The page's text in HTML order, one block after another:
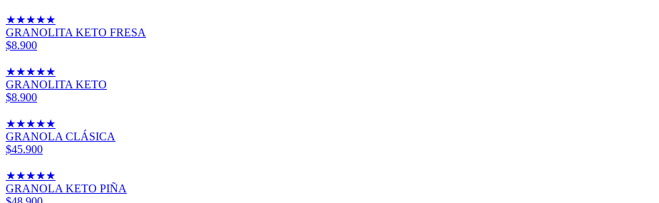
★★★★★
GRANOLITA KETO FRESA
$8.900
★★★★★
GRANOLITA KETO
$8.900
★★★★★
GRANOLA CLÁSICA
$45.900
★★★★★
GRANOLA KETO PIÑA